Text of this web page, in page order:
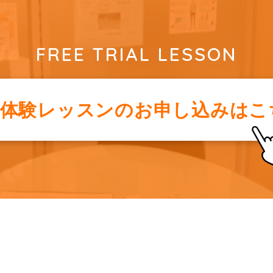
FREE TRIAL LESSON
験レッスンのお申し込みは